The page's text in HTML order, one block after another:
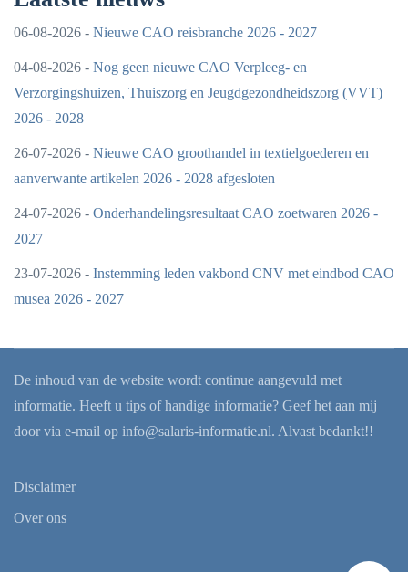
06-08-2026 - Nieuwe CAO reisbranche 2026 - 2027
04-08-2026 - Nog geen nieuwe CAO Verpleeg- en
Verzorgingshuizen, Thuiszorg en Jeugdgezondheidszorg (VVT)
2026 - 2028
26-07-2026 - Nieuwe CAO groothandel in textielgoederen en
aanverwante artikelen 2026 - 2028 afgesloten
24-07-2026 - Onderhandelingsresultaat CAO zoetwaren 2026 -
2027
23-07-2026 - Instemming leden vakbond CNV met eindbod CAO
musea 2026 - 2027
De inhoud van de website wordt continue aangevuld met
informatie. Heeft u tips of handige informatie? Geef het aan mij
door via e-mail op info@salaris-informatie.nl. Alvast bedankt!!
Disclaimer
Over ons